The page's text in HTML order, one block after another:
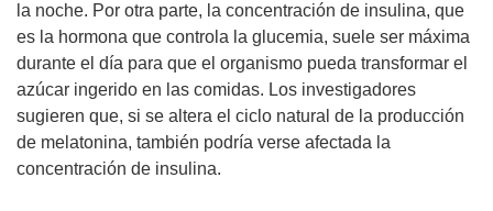
la noche. Por otra parte, la concentración de insulina, que
es la hormona que controla la glucemia, suele ser máxima
durante el día para que el organismo pueda transformar el
azúcar ingerido en las comidas. Los investigadores
sugieren que, si se altera el ciclo natural de la producción
de melatonina, también podría verse afectada la
concentración de insulina.